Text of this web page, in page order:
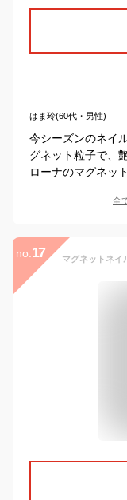
はま玲(60代・男性)
今シーズンのネイ
グネット粒子で、
ローナのマグネッ
全
no. 17